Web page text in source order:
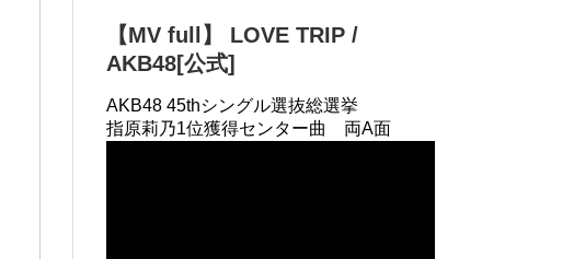
【MV full】 LOVE TRIP /
AKB48[公式]
AKB48 45thシングル選抜総選挙
指原莉乃1位獲得センター曲 両A面